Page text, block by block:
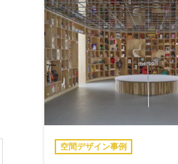
空間デザイン事例